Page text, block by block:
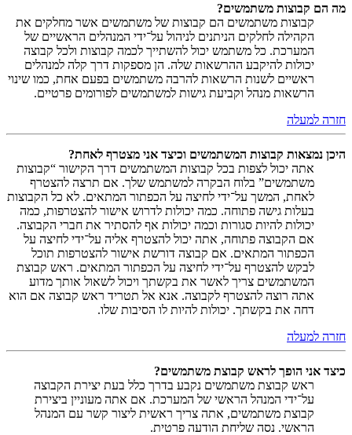
מה הם קבוצות משתמשים?
קבוצות משתמשים הם קבוצות של משתמשים אשר מחלקים את
הקהילה לחלקים הניתנים לניהול על־ידי המנהלים הראשיים של
המערכת. כל משתמש יכול להשתייך לכמה קבוצות ולכל קבוצה
יכולות להיקבע ההרשאות שלה. הן מספקות דרך קלה למנהלים
ראשיים לשנות הרשאות להרבה משתמשים בפעם אחת, כמו שינוי
הרשאות מנהל וקביעת גישות למשתמשים לפורומים פרטיים.
חזרה למעלה
היכן נמצאות קבוצות המשתמשים וכיצד אני מצטרף לאחת?
אתה יכול לצפות בכל קבוצות המשתמשים דרך הקישור “קבוצות
משתמשים” בלוח הבקרה למשתמש שלך. אם תרצה להצטרף
לאחת, המשך על־ידי לחיצה על הכפתור המתאים. לא כל הקבוצות
בעלות גישה פתוחה. כמה יכולות לדרוש אישור להצטרפות, כמה
יכולות להיות סגורות וכמה יכולות אף להסתיר את חברי הקבוצה.
אם הקבוצה פתוחה, אתה יכול להצטרף אליה על־ידי לחיצה על
הכפתור המתאים. אם קבוצה דורשת אישור להצטרפות תוכל
לבקש להצטרף על־ידי לחיצה על הכפתור המתאים. ראש קבוצת
המשתמשים צריך לאשר את בקשתך ויכול לשאול אותך מדוע
אתה רוצה להצטרף לקבוצה. אנא אל תטריד ראש קבוצה אם הוא
דחה את בקשתך. יכולות להיות לו הסיבות שלו.
חזרה למעלה
כיצד אני הופך לראש קבוצת משתמשים?
ראש קבוצת משתמשים נקבע בדרך כלל בעת יצירת הקבוצה
על־ידי המנהל הראשי של המערכת. אם אתה מעוניין ביצירת
קבוצת משתמשים, אתה צריך ראשית ליצור קשר עם המנהל
הראשי. נסה שליחת הודעה פרטית.